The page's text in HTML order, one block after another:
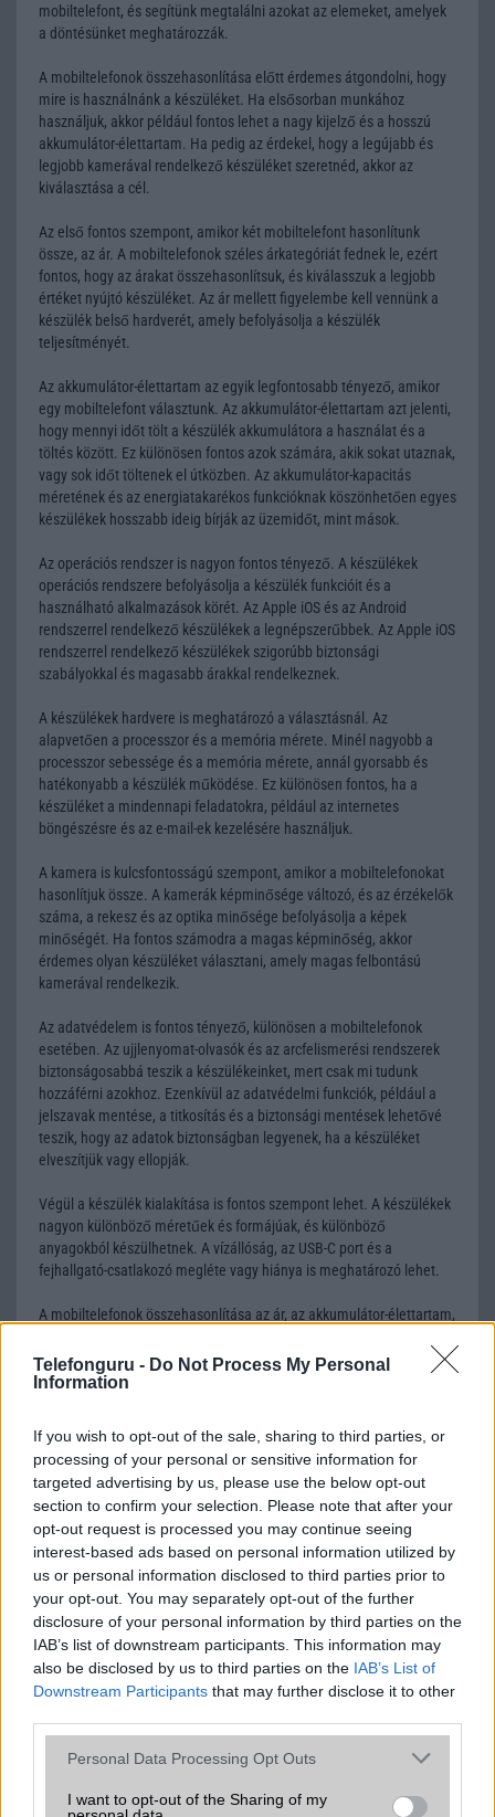
Telefonguru - Do Not Process My Personal
Information
If you wish to opt-out of the sale, sharing to third parties, or
processing of your personal or sensitive information for
targeted advertising by us, please use the below opt-out
section to confirm your selection. Please note that after your
opt-out request is processed you may continue seeing
interest-based ads based on personal information utilized by
us or personal information disclosed to third parties prior to
your opt-out. You may separately opt-out of the further
disclosure of your personal information by third parties on the
IAB’s list of downstream participants. This information may
also be disclosed by us to third parties on the IAB’s List of
Downstream Participants that may further disclose it to other
Please note that this website/app uses one or more Google
not limited to your visit or usage behaviour. You may click to
Personal Data Processing Opt Outs
I want to opt-out of the Sharing of my
mobiltelefont, és segítünk megtalálni azokat az elemeket, amelyek
a döntésünket meghatározzák.
A mobiltelefonok összehasonlítása előtt érdemes átgondolni, hogy
mire is használnánk a készüléket. Ha elsősorban munkához
használjuk, akkor például fontos lehet a nagy kijelző és a hosszú
akkumulátor-élettartam. Ha pedig az érdekel, hogy a legújabb és
legjobb kamerával rendelkező készüléket szeretnéd, akkor az
kiválasztása a cél.
Az első fontos szempont, amikor két mobiltelefont hasonlítunk
össze, az ár. A mobiltelefonok széles árkategóriát fednek le, ezért
fontos, hogy az árakat összehasonlítsuk, és kiválasszuk a legjobb
értéket nyújtó készüléket. Az ár mellett figyelembe kell vennünk a
készülék belső hardverét, amely befolyásolja a készülék
teljesítményét.
Az akkumulátor-élettartam az egyik legfontosabb tényező, amikor
egy mobiltelefont választunk. Az akkumulátor-élettartam azt jelenti,
hogy mennyi időt tölt a készülék akkumulátora a használat és a
töltés között. Ez különösen fontos azok számára, akik sokat utaznak,
vagy sok időt töltenek el útközben. Az akkumulátor-kapacitás
méretének és az energiatakarékos funkcióknak köszönhetően egyes
készülékek hosszabb ideig bírják az üzemidőt, mint mások.
Az operációs rendszer is nagyon fontos tényező. A készülékek
operációs rendszere befolyásolja a készülék funkcióit és a
használható alkalmazások körét. Az Apple iOS és az Android
rendszerrel rendelkező készülékek a legnépszerűbbek. Az Apple iOS
rendszerrel rendelkező készülékek szigorúbb biztonsági
szabályokkal és magasabb árakkal rendelkeznek.
A készülékek hardvere is meghatározó a választásnál. Az
alapvetően a processzor és a memória mérete. Minél nagyobb a
processzor sebessége és a memória mérete, annál gyorsabb és
hatékonyabb a készülék működése. Ez különösen fontos, ha a
készüléket a mindennapi feladatokra, például az internetes
böngészésre és az e-mail-ek kezelésére használjuk.
A kamera is kulcsfontosságú szempont, amikor a mobiltelefonokat
hasonlítjuk össze. A kamerák képminősége változó, és az érzékelők
száma, a rekesz és az optika minősége befolyásolja a képek
minőségét. Ha fontos számodra a magas képminőség, akkor
érdemes olyan készüléket választani, amely magas felbontású
kamerával rendelkezik.
Az adatvédelem is fontos tényező, különösen a mobiltelefonok
esetében. Az ujjlenyomat-olvasók és az arcfelismerési rendszerek
biztonságosabbá teszik a készülékeinket, mert csak mi tudunk
hozzáférni azokhoz. Ezenkívül az adatvédelmi funkciók, például a
jelszavak mentése, a titkosítás és a biztonsági mentések lehetővé
teszik, hogy az adatok biztonságban legyenek, ha a készüléket
elveszítjük vagy ellopják.
Végül a készülék kialakítása is fontos szempont lehet. A készülékek
nagyon különböző méretűek és formájúak, és különböző
anyagokból készülhetnek. A vízállóság, az USB-C port és a
fejhallgató-csatlakozó megléte vagy hiánya is meghatározó lehet.
A mobiltelefonok összehasonlítása az ár, az akkumulátor-élettartam,
kialakítás szempontjából döntő fontosságú lehet. Ezek a
szempontok kritikusak ahhoz, hogy megtaláljuk azokat a
Végül azt is fontos tudni, hogy a mobiltelefonok összehasonlítása
során minden felhasználó egyéni preferenciákkal rendelkezik, így a
választásuk eltérhet. Azonban azok, akik számára fontos a nagyobb
kijelző, hosszabb üzemidő, hatékony
MOBILTELEFON MÁRKÁK
Apple
Huawei